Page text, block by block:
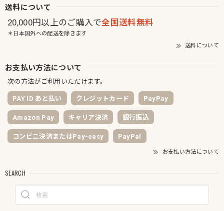
送料について
20,000円以上のご購入で全国送料無料
＊日本国外への配送を除きます
送料について
お支払い方法について
次の方法がご利用いただけます。
PAY ID あと払い クレジットカード PayPay
Amazon Pay キャリア決済 銀行振込
コンビニ決済またはPay-easy PayPal
お支払い方法について
SEARCH